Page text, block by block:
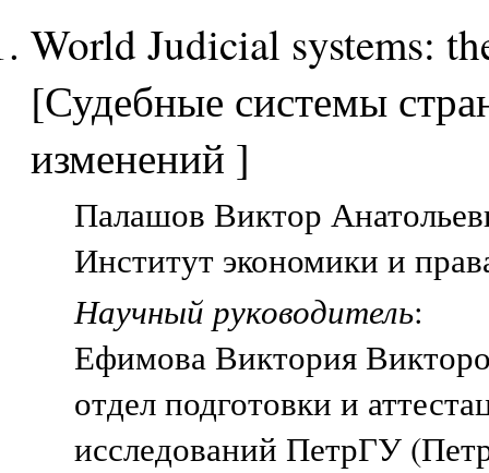
World Judicial systems:
[Судебные системы
изменений ]
Палашов Виктор
Институт экономики и
Научный руководитель:
Ефимова Виктория
отдел подготовки и
исследований ПетрГУ